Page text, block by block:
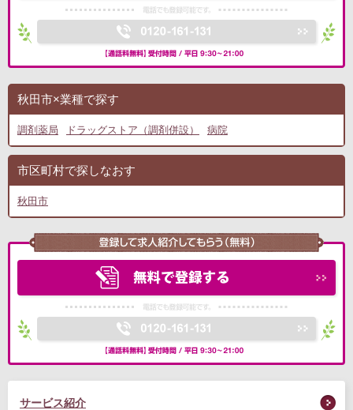
秋田市×業種で探す
調剤薬局 ドラッグストア（調剤併設） 病院
市区町村で探しなおす
秋田市
サービス紹介